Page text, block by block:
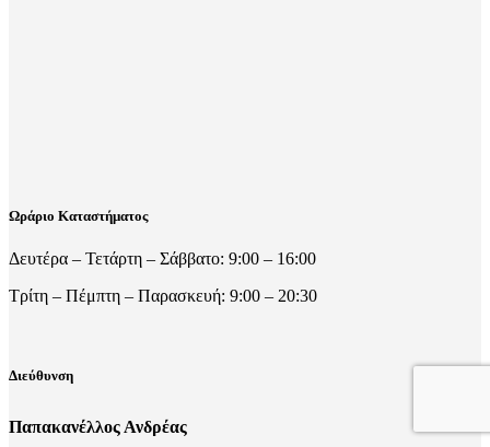
Ωράριο Καταστήματος
Δευτέρα – Τετάρτη – Σάββατο: 9:00 – 16:00
Τρίτη – Πέμπτη – Παρασκευή: 9:00 – 20:30
Διεύθυνση
Παπακανέλλος Ανδρέας